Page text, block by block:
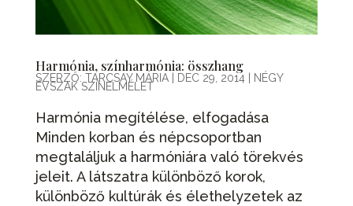
Harmónia, színharmónia: összhang
SZERZŐ: TARCSAY MÁRIA| DEC 29, 2014| NÉGY
ÉVSZAK SZÍNELMÉLET
Harmónia megítélése, elfogadása
Minden korban és népcsoportban
megtaláljuk a harmóniára való törekvés
jeleit. A látszatra különböző korok,
különböző kultúrák és élethelyzetek az